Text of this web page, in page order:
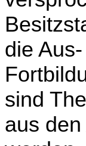
die
sind
aus